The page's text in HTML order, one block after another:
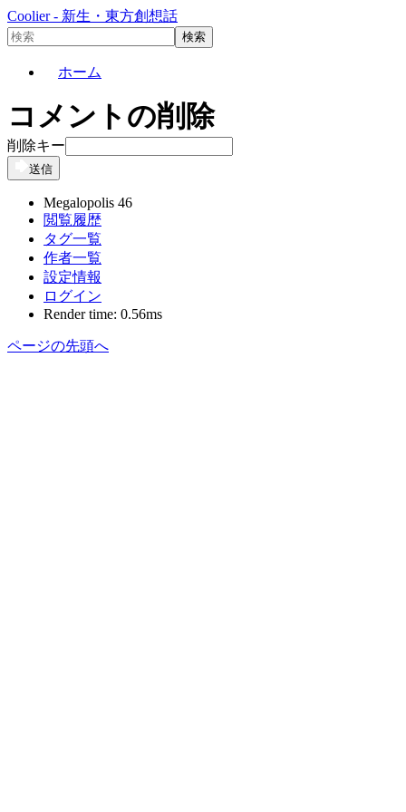
Coolier - 新生・東方創想話
ホーム
コメントの削除
削除キー
送信
Megalopolis 46
閲覧履歴
タグ一覧
作者一覧
設定情報
ログイン
Render time: 0.56ms
ページの先頭へ